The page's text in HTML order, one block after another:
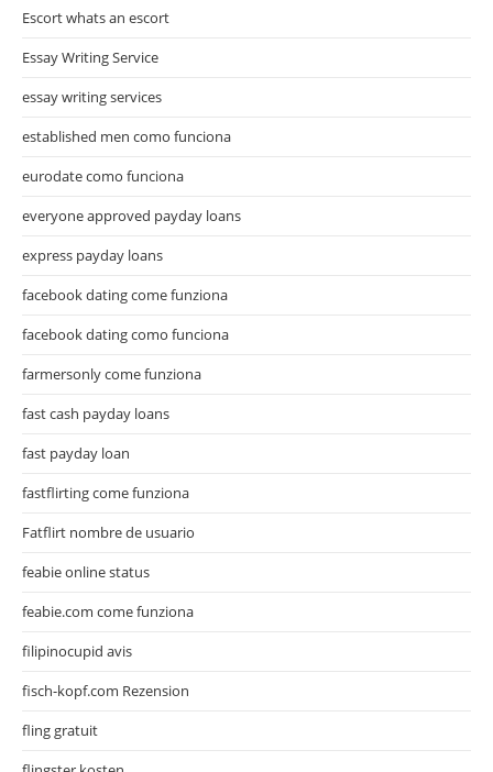
Escort whats an escort
Essay Writing Service
essay writing services
established men como funciona
eurodate como funciona
everyone approved payday loans
express payday loans
facebook dating come funziona
facebook dating como funciona
farmersonly come funziona
fast cash payday loans
fast payday loan
fastflirting come funziona
Fatflirt nombre de usuario
feabie online status
feabie.com come funziona
filipinocupid avis
fisch-kopf.com Rezension
fling gratuit